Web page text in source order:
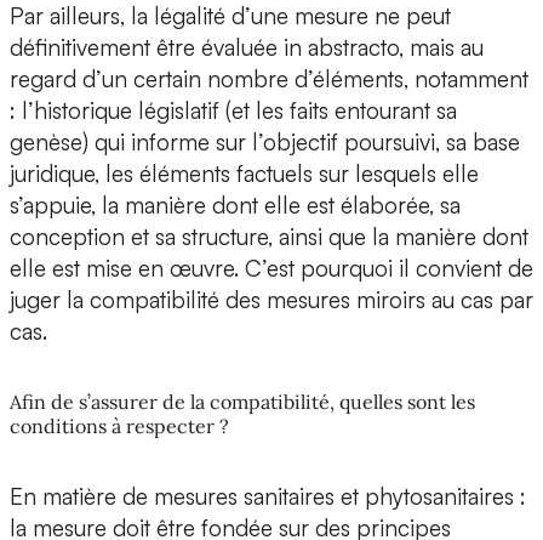
Par ailleurs, la légalité d’une mesure ne peut
définitivement être évaluée in abstracto, mais au
regard d’un certain nombre d’éléments, notamment
: l’historique législatif (et les faits entourant sa
genèse) qui informe sur l’objectif poursuivi, sa base
juridique, les éléments factuels sur lesquels elle
s’appuie, la manière dont elle est élaborée, sa
conception et sa structure, ainsi que la manière dont
elle est mise en œuvre. C’est pourquoi il convient de
juger la compatibilité des mesures miroirs au cas par
cas.
Afin de s’assurer de la compatibilité, quelles sont les
conditions à respecter ?
En matière de mesures sanitaires et phytosanitaires :
la mesure doit être fondée sur des principes